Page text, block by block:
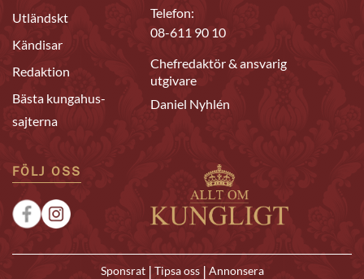
Utländskt
Kändisar
Redaktion
Bästa kungahus-
sajterna
Telefon:
08-611 90 10
Chefredaktör & ansvarig
utgivare
Daniel Nyhlén
FÖLJ OSS
Sponsrat | Tipsa oss | Annonsera